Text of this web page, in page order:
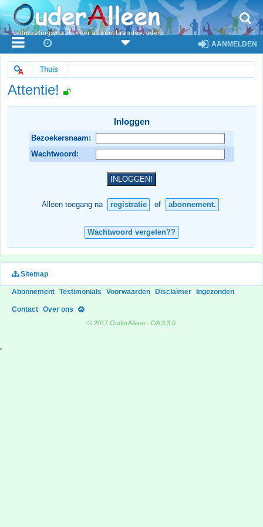
AANMELDEN
Thuis
Attentie!
Inloggen
Bezoekersnaam:
Wachtwoord:
Alleen toegang na registratie of abonnement.
Wachtwoord vergeten??
Sitemap
Abonnement Testimonials Voorwaarden Disclaimer Ingezonden
Contact Over ons
© 2017 OuderAlleen - OA 3.3.0